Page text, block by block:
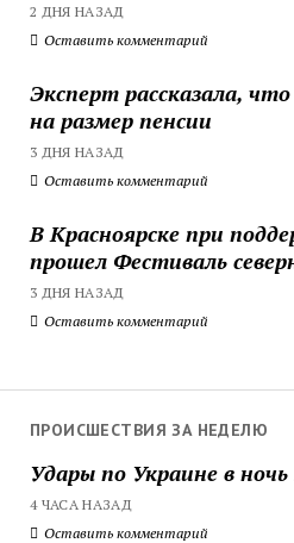
2 ДНЯ НАЗАД
Оставить комментарий
Эксперт рассказала,
на размер пенсии
3 ДНЯ НАЗАД
Оставить комментарий
В Красноярске при
прошел Фестиваль
3 ДНЯ НАЗАД
Оставить комментарий
ПРОИСШЕСТВИЯ ЗА НЕДЕЛЮ
Удары по Украине в ночь
4 ЧАСА НАЗАД
Оставить комментарий